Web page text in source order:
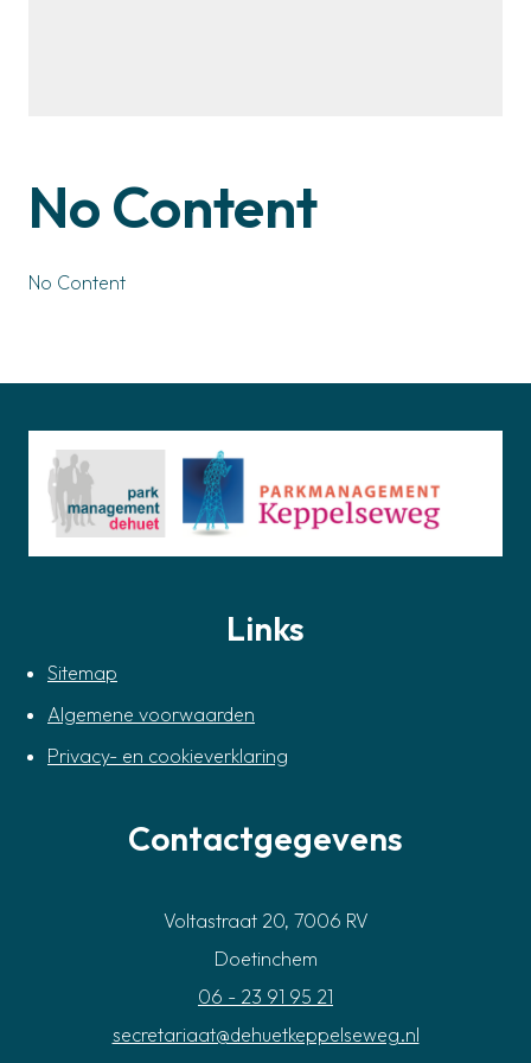
No Content
No Content
Links
Sitemap
Algemene voorwaarden
Privacy- en cookieverklaring
Contactgegevens
Voltastraat 20, 7006 RV
Doetinchem
06 - 23 91 95 21
secretariaat@dehuetkeppelseweg.nl